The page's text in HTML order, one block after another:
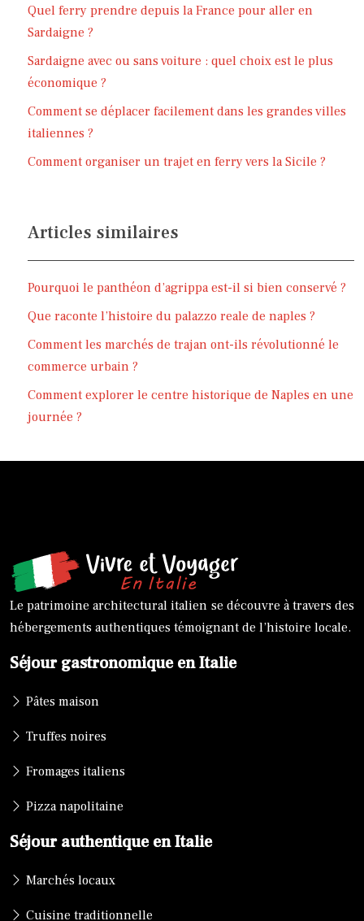
Quel ferry prendre depuis la France pour aller en
Sardaigne ?
Sardaigne avec ou sans voiture : quel choix est le plus
économique ?
Comment se déplacer facilement dans les grandes villes
italiennes ?
Comment organiser un trajet en ferry vers la Sicile ?
Articles similaires
Pourquoi le panthéon d’agrippa est-il si bien conservé ?
Que raconte l’histoire du palazzo reale de naples ?
Comment les marchés de trajan ont-ils révolutionné le
commerce urbain ?
Comment explorer le centre historique de Naples en une
journée ?
Le patrimoine architectural italien se découvre à travers des
hébergements authentiques témoignant de l’histoire locale.
Séjour gastronomique en Italie
Pâtes maison
Truffes noires
Fromages italiens
Pizza napolitaine
Séjour authentique en Italie
Marchés locaux
Cuisine traditionnelle